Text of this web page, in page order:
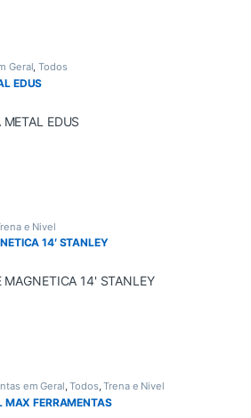
Geral,Todos
EDUS
e Nivel
14′ STANLEY
em Geral,Todos,Trena e Nivel
MAX FERRAMENTAS